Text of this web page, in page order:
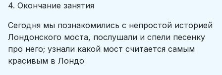
4. Окончание занятия
Сегодня мы познакомились с непростой историей
Лондонского моста, послушали и спели песенку
про него; узнали какой мост считается самым
красивым в Лондо